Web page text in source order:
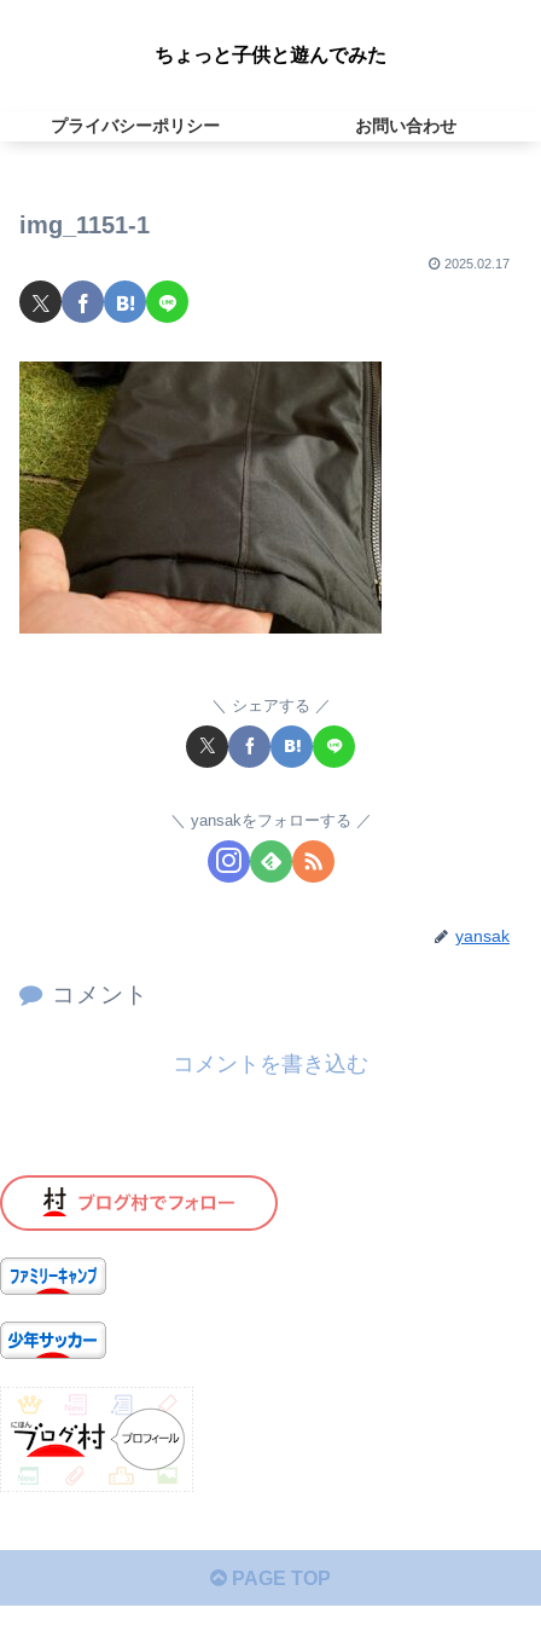
ちょっと子供と遊んでみた
プライバシーポリシー お問い合わせ
img_1151-1
2025.02.17
シェアする
yansakをフォローする
yansak
コメント
コメントを書き込む
PAGE TOP